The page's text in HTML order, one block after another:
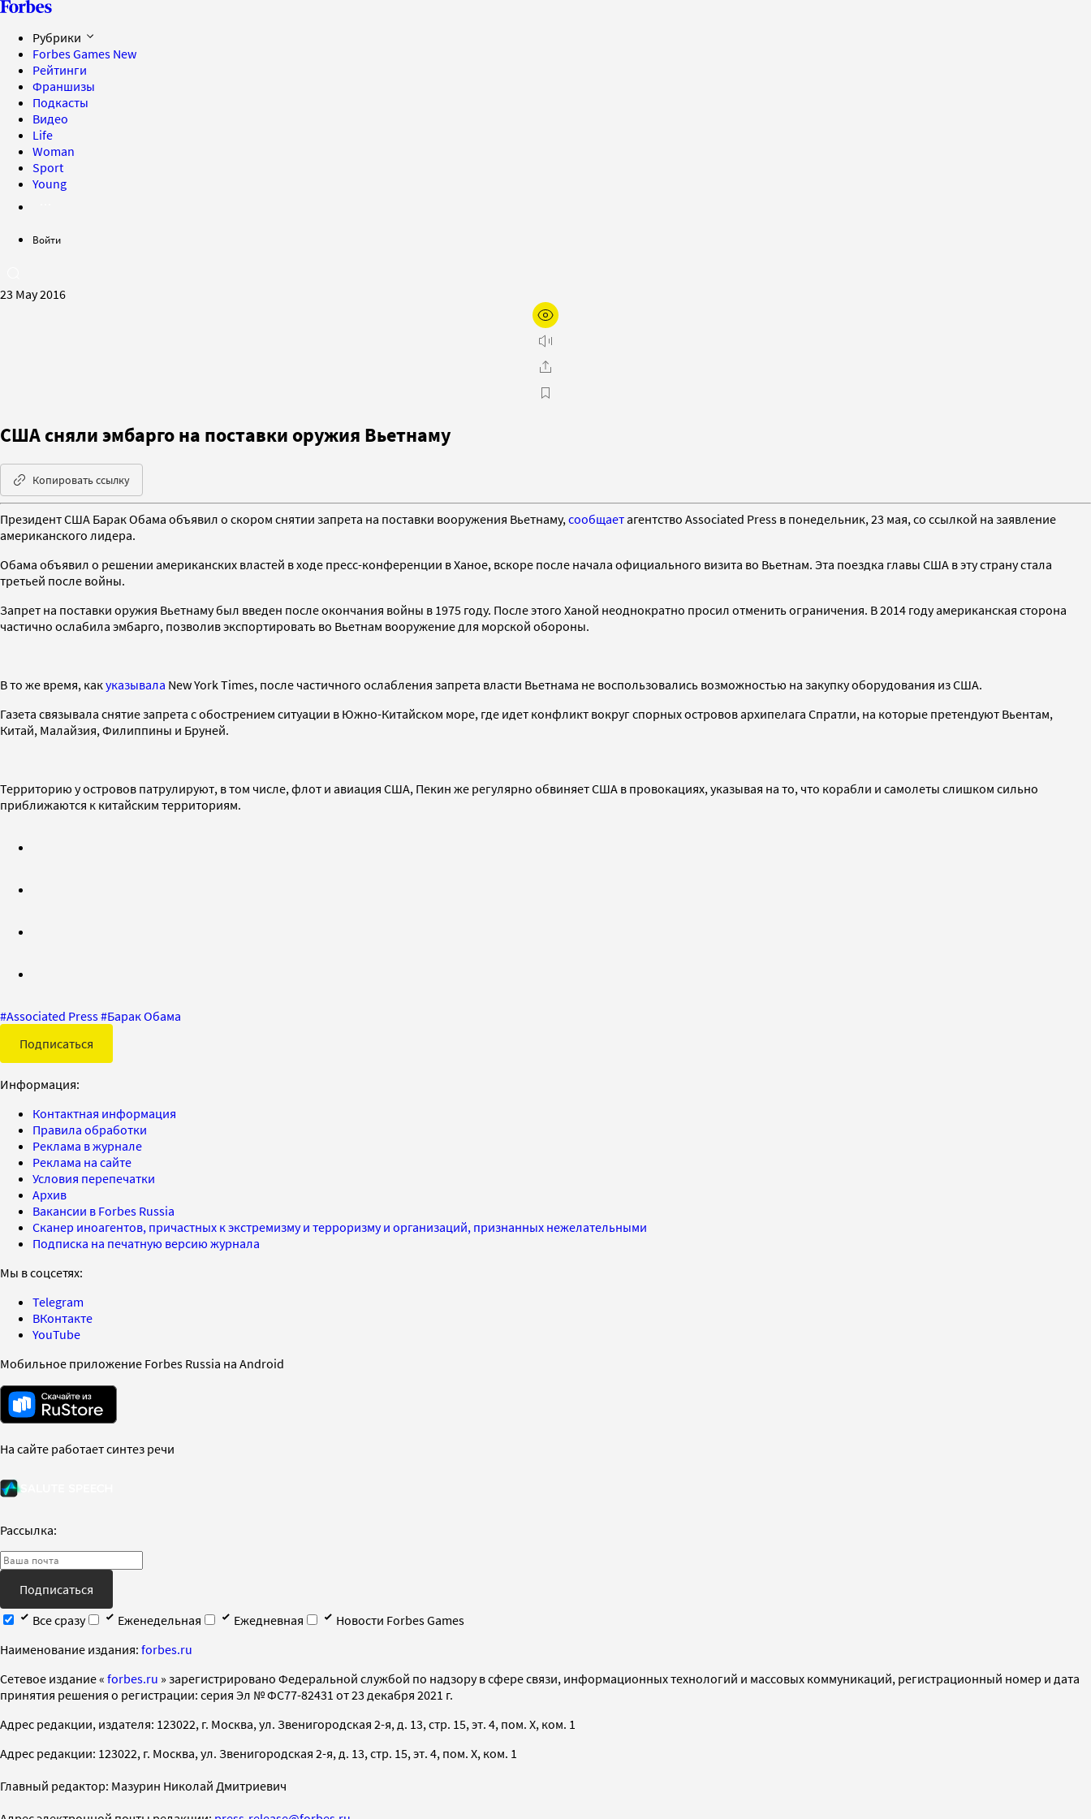
Рубрики
Forbes Games New
Рейтинги
Франшизы
Подкасты
Видео
Life
Woman
Sport
Young
Войти
23 May 2016
США сняли эмбарго на поставки оружия Вьетнаму
Копировать ссылку
Президент США Барак Обама объявил о скором снятии запрета на поставки вооружения Вьетнаму, сообщаетагентство Associated Press в понедельник, 23 мая, со ссылкой на заявление
американского лидера.
Обама объявил о решении американских властей в ходе пресс-конференции в Ханое, вскоре после начала официального визита во Вьетнам. Эта поездка главы США в эту страну стала
третьей после войны.
Запрет на поставки оружия Вьетнаму был введен после окончания войны в 1975 году. После этого Ханой неоднократно просил отменить ограничения. В 2014 году американская сторона
частично ослабила эмбарго, позволив экспортировать во Вьетнам вооружение для морской обороны.
В то же время, какуказывала New York Times, после частичного ослабления запрета власти Вьетнама не воспользовались возможностью на закупку оборудования из США.
Газета связывала снятие запрета с обострением ситуации в Южно-Китайском море, где идет конфликт вокруг спорных островов архипелага Спратли, на которые претендуют Вьентам,
Китай, Малайзия, Филиппины и Бруней.
Территорию у островов патрулируют, в том числе, флот и авиация США, Пекин же регулярно обвиняет США в провокациях, указывая на то, что корабли и самолеты слишком сильно
приближаются к китайским территориям.
#Associated Press#Барак Обама
Подписаться
Информация:
Контактная информация
Правила обработки
Реклама в журнале
Реклама на сайте
Условия перепечатки
Архив
Вакансии в Forbes Russia
Сканер иноагентов, причастных к экстремизму и терроризму и организаций, признанных нежелательными
Подписка на печатную версию журнала
Мы в соцсетях:
Telegram
ВКонтакте
YouTube
Мобильное приложение Forbes Russia на Android
На сайте работает синтез речи
Рассылка:
Подписаться
Все сразу
Еженедельная Ежедневная
Новости Forbes Games
Наименование издания: forbes.ru
Cетевое издание « forbes.ru » зарегистрировано Федеральной службой по надзору в сфере связи, информационных технологий и массовых коммуникаций, регистрационный номер и дата
принятия решения о регистрации: серия Эл № ФС77-82431 от 23 декабря 2021 г.
Адрес редакции, издателя: 123022, г. Москва, ул. Звенигородская 2-я, д. 13, стр. 15, эт. 4, пом. X, ком. 1
Адрес редакции: 123022, г. Москва, ул. Звенигородская 2-я, д. 13, стр. 15, эт. 4, пом. X, ком. 1
Главный редактор: Мазурин Николай Дмитриевич